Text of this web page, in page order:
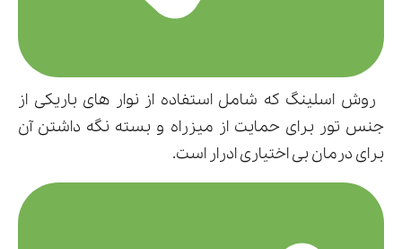
روش اسلینگ که شامل استفاده از نوار های باریکی از
جنس تور برای حمایت از میزراه و بسته نگه داشتن آن
برای درمان بی اختیاری ادرار است.